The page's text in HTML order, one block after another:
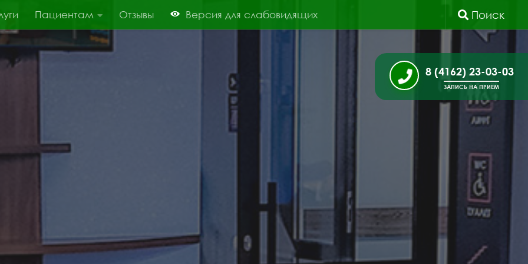
Пациентам Отзывы Версия для слабовидящих Поиск
8 (4162) 23-03-03
ЗАПИСЬ НА ПРИЁМ